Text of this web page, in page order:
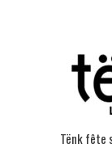
Tënk fête